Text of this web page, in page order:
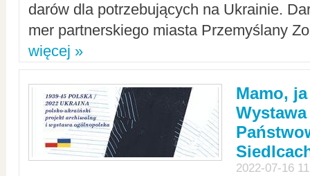
darów dla potrzebujących na Ukrainie.
mer partnerskiego miasta Przemyślany
więcej »
Mamo,
2022-07-16